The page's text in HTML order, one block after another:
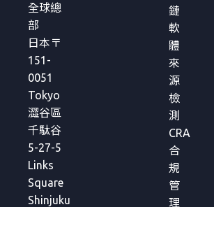
全球總
部
日本〒
151-
0051
Tokyo
澀谷區
千駄谷
5-27-5
Links
Square
Shinjuku
鏈
軟
體
來
源
檢
測
CRA
合
規
管
理